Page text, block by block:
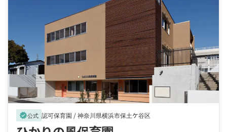
verified公式 認可保育園 /神奈川県横浜市保土ケ谷区